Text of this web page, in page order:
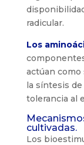
radicular.
Los
actúan como
la síntesis
tolerancia al
cultivadas.
Los